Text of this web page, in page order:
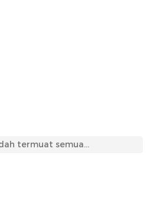
termuat semua...